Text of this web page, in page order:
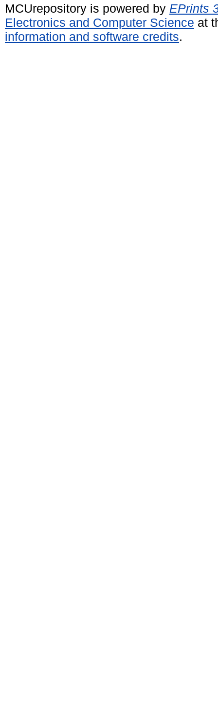
MCUrepository is powered by EPrints
Electronics and Computer Science at
information and software credits.